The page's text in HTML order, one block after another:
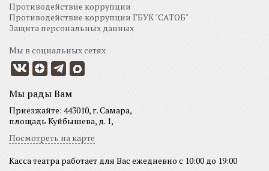
Противодействие коррупции
Противодействие коррупции ГБУК "САТОБ"
Защита персональных данных
Мы в социальных сетях
Мы рады Вам
Приезжайте: 443010, г. Самара,
площадь Куйбышева, д. 1,
Посмотреть на карте
Касса театра работает для Вас ежедневно с 10:00 до 19:00